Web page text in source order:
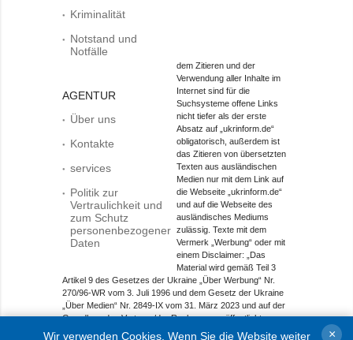
Kriminalität
Notstand und
Notfälle
AGENTUR
Über uns
Kontakte
services
Politik zur
Vertraulichkeit und
zum Schutz
personenbezogener
Daten
dem Zitieren und der
Verwendung aller Inhalte im
Internet sind für die
Suchsysteme offene Links
nicht tiefer als der erste
Absatz auf „ukrinform.de“
obligatorisch, außerdem ist
das Zitieren von übersetzten
Texten aus ausländischen
Medien nur mit dem Link auf
die Webseite „ukrinform.de“
und auf die Webseite des
ausländisches Mediums
zulässig. Texte mit dem
Vermerk „Werbung“ oder mit
einem Disclaimer: „Das
Material wird gemäß Teil 3
Artikel 9 des Gesetzes der Ukraine „Über Werbung“ Nr.
270/96-WR vom 3. Juli 1996 und dem Gesetz der Ukraine
„Über Medien“ Nr. 2849-IX vom 31. März 2023 und auf der
Grundlage des Vertrags/der Rechnung veröffentlicht.
Wir verwenden Cookies. Wenn Sie die Website weiter ×